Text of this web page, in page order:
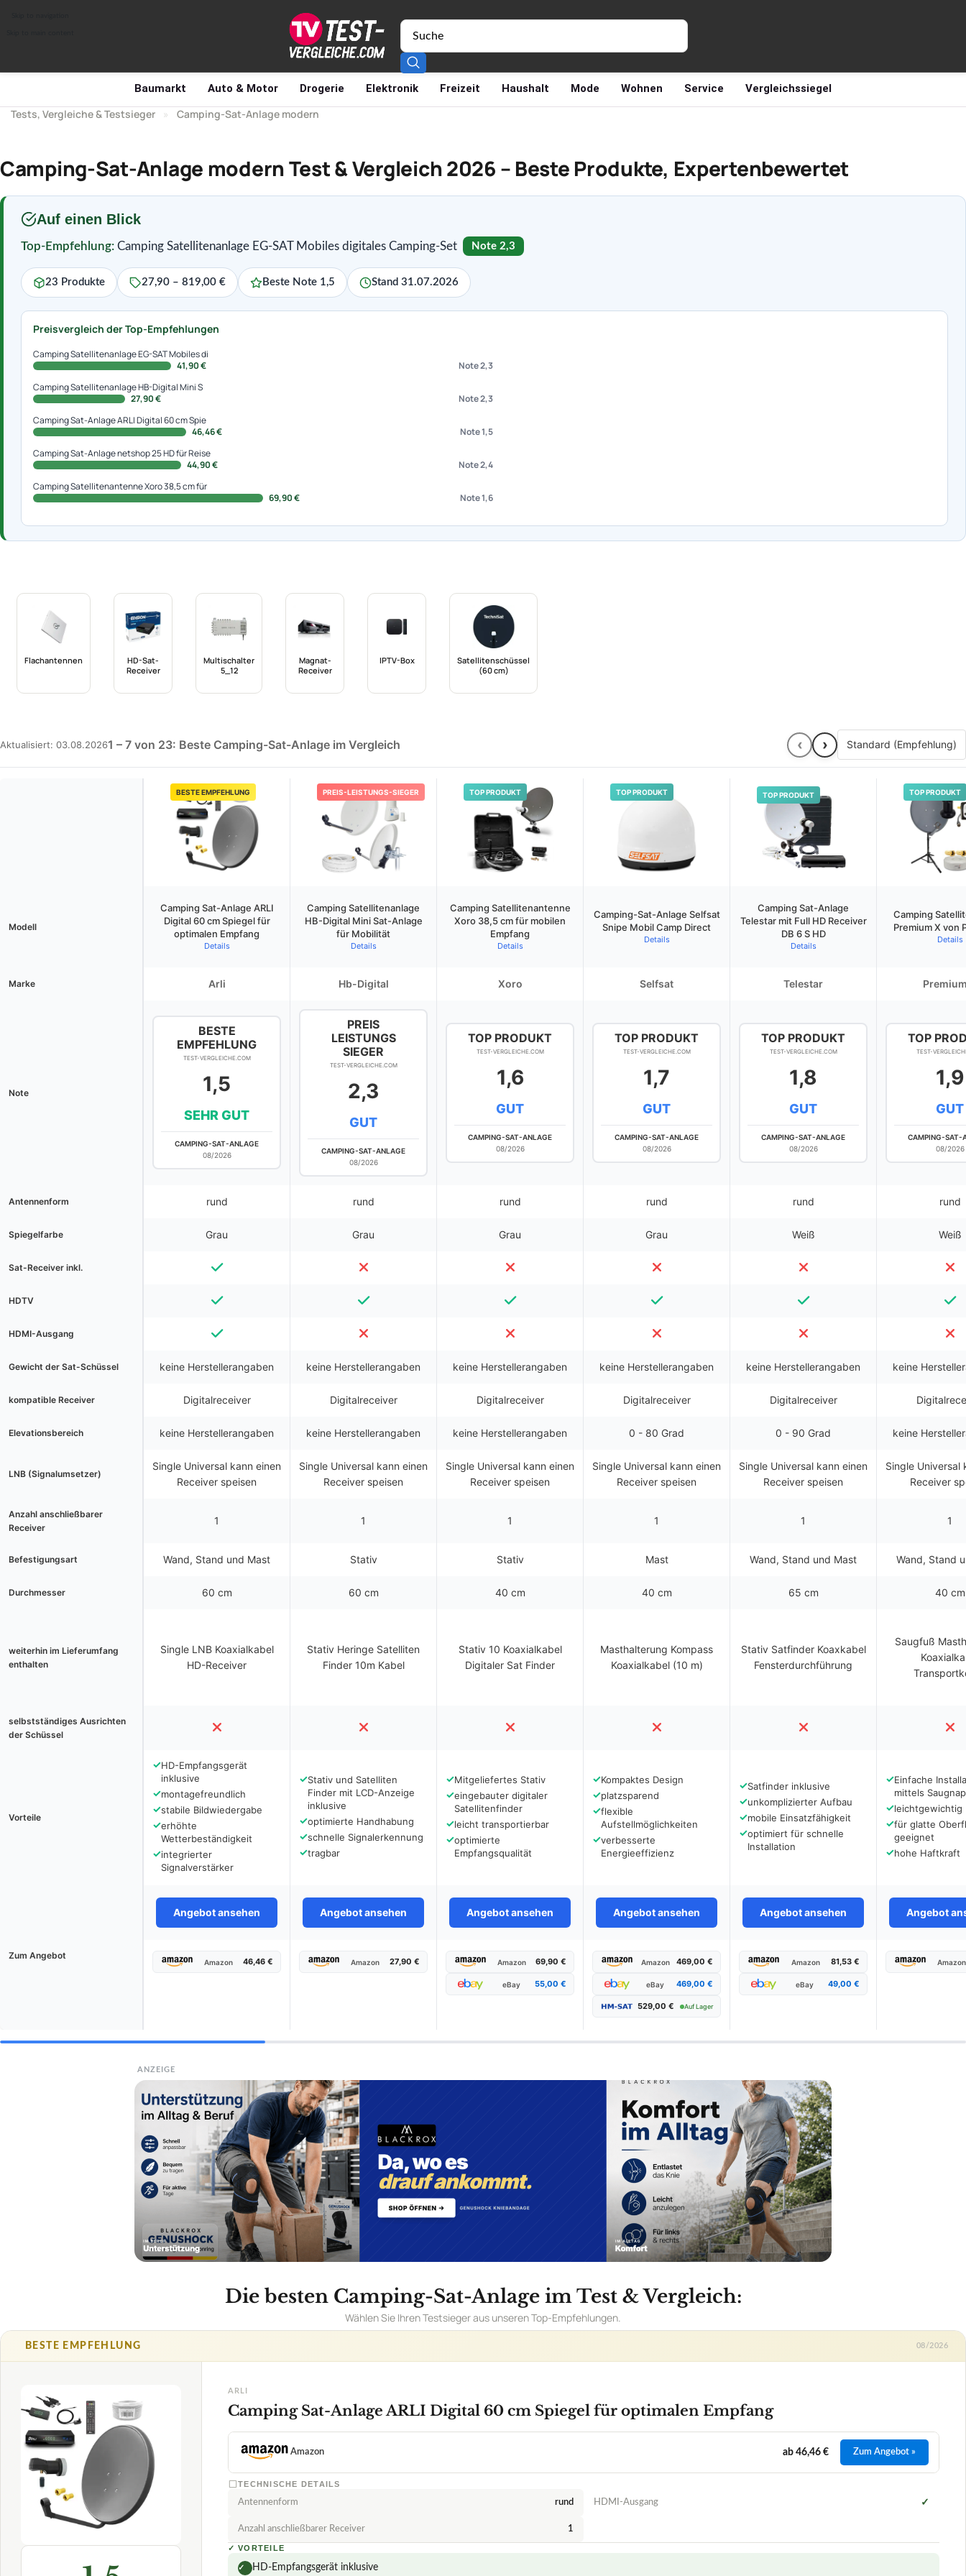
Baumarkt Auto & Motor Drogerie Elektronik Freizeit Haushalt Mode Wohnen Service Vergleichssiegel
Tests, Vergleiche & Testsieger » Camping-Sat-Anlage modern
Camping-Sat-Anlage modern Test & Vergleich 2026 – Beste Produkte, Expertenbewertet
Auf einen Blick
Top-Empfehlung: Camping Satellitenanlage EG-SAT Mobiles digitales Camping-Set Note 2,3
23 Produkte 27,90 – 819,00 € Beste Note 1,5 Stand 31.07.2026
Preisvergleich der Top-Empfehlungen
Camping Satellitenanlage EG-SAT Mobiles di
41,90 €
Note 2,3
Camping Satellitenanlage HB-Digital Mini S
27,90 €
Note 2,3
Camping Sat-Anlage ARLI Digital 60 cm Spie
46,46 €
Note 1,5
Camping Sat-Anlage netshop 25 HD für Reise
44,90 €
Note 2,4
Camping Satellitenantenne Xoro 38,5 cm für
69,90 €
Note 1,6
Flachantennen
HD-Sat-
Receiver
Multischalter
5_12
Magnat-
Receiver
IPTV-Box
Satellitenschüssel
(60 cm)
Aktualisiert: 03.08.20261 – 7 von 23: Beste Camping-Sat-Anlage im Vergleich ‹ ›
BESTE EMPFEHLUNG PREIS-LEISTUNGS-SIEGER TOP PRODUKT TOP PRODUKT TOP PRODUKT TOP PRODUKT
Modell
Camping Sat-Anlage ARLI
Digital 60 cm Spiegel für
optimalen Empfang
Details
Camping Satellitenanlage
HB-Digital Mini Sat-Anlage
für Mobilität
Details
Camping Satellitenantenne
Xoro 38,5 cm für mobilen
Empfang
Details
Camping-Sat-Anlage Selfsat
Snipe Mobil Camp Direct
Details
Camping Sat-Anlage
Telestar mit Full HD Receiver
DB 6 S HD
Details
Camping
Premium X von
Details
Marke Arli Hb-Digital Xoro Selfsat Telestar
Note
BESTE
EMPFEHLUNG
TEST-VERGLEICHE.COM
1,5
SEHR GUT
CAMPING-SAT-ANLAGE
08/2026
PREIS
LEISTUNGS
SIEGER
TEST-VERGLEICHE.COM
2,3
GUT
CAMPING-SAT-ANLAGE
08/2026
TOP PRODUKT
TEST-VERGLEICHE.COM
1,6
GUT
CAMPING-SAT-ANLAGE
08/2026
TOP PRODUKT
TEST-VERGLEICHE.COM
1,7
GUT
CAMPING-SAT-ANLAGE
08/2026
TOP PRODUKT
TEST-VERGLEICHE.COM
1,8
GUT
CAMPING-SAT-ANLAGE
08/2026
TOP
TEST-
1,9
GUT
CAMPING-SAT-
08/2026
Antennenform rund rund rund rund rund rund
Spiegelfarbe Grau Grau Grau Grau Weiß Weiß
Sat-Receiver inkl.
HDTV
HDMI-Ausgang
Gewicht der Sat-Schüssel keine Herstellerangaben keine Herstellerangaben keine Herstellerangaben keine Herstellerangaben keine Herstellerangaben keine
kompatible Receiver Digitalreceiver Digitalreceiver Digitalreceiver Digitalreceiver Digitalreceiver
Elevationsbereich keine Herstellerangaben keine Herstellerangaben keine Herstellerangaben 0 - 80 Grad 0 - 90 Grad keine
LNB (Signalumsetzer)
Single Universal kann einen
Receiver speisen
Single Universal kann einen
Receiver speisen
Single Universal kann einen
Receiver speisen
Single Universal kann einen
Receiver speisen
Single Universal kann einen
Receiver speisen
Single Universal
Receiver
Anzahl anschließbarer
Receiver
1 1 1 1 1 1
Befestigungsart Wand, Stand und Mast Stativ Stativ Mast Wand, Stand und Mast Wand, Stand
Durchmesser 60 cm 60 cm 40 cm 40 cm 65 cm 40 cm
weiterhin im Lieferumfang
enthalten
Single LNB Koaxialkabel
HD-Receiver
Stativ Heringe Satelliten
Finder 10m Kabel
Stativ 10 Koaxialkabel
Digitaler Sat Finder
Masthalterung Kompass
Koaxialkabel (10 m)
Stativ Satfinder Koaxkabel
Fensterdurchführung
Saugfuß
selbstständiges Ausrichten
der Schüssel
Vorteile
✓HD-Empfangsgerät
inklusive
✓montagefreundlich
✓stabile Bildwiedergabe
✓erhöhte
Wetterbeständigkeit
✓integrierter
Signalverstärker
✓Stativ und Satelliten
Finder mit LCD-Anzeige
inklusive
✓optimierte Handhabung
✓schnelle Signalerkennung
✓tragbar
✓Mitgeliefertes Stativ
✓eingebauter digitaler
Satellitenfinder
✓leicht transportierbar
✓optimierte
Empfangsqualität
✓Kompaktes Design
✓platzsparend
✓flexible
Aufstellmöglichkeiten
✓verbesserte
Energieeffizienz
✓Satfinder inklusive
✓unkomplizierter Aufbau
✓mobile Einsatzfähigkeit
✓optimiert für schnelle
Installation
✓Einfache
mittels
✓leichtgewichtig
✓für glatte
geeignet
✓hohe Haftkraft
Angebot ansehen Angebot ansehen Angebot ansehen Angebot ansehen Angebot ansehen Angebot
Zum Angebot
Amazon 46,46 € Amazon 27,90 € Amazon 69,90 €
eBay 55,00 €
Amazon 469,00 €
eBay 469,00 €
529,00 € Auf Lager
Amazon 81,53 €
eBay 49,00 €
Amazon
ANZEIGE
Die besten Camping-Sat-Anlage im Test & Vergleich:
Wählen Sie Ihren Testsieger aus unseren Top-Empfehlungen.
BESTE EMPFEHLUNG
1,5
SEHR GUT
Arli
Camping-Sat-Anlage
08/2026
★ ★ ★ ★
ARLI
Camping Sat-Anlage ARLI Digital 60 cm Spiegel für optimalen Empfang
TECHNISCHE DETAILS
rund HDMI-Ausgang
✓
✓ montagefreundlich
✓ stabile Bildwiedergabe
Fragen und Antworten zu Camping Sat-Anlage ARLI Digital 60 cm Spiegel für optimalen Empfang
Welchen Vorteil bietet die ARLI Digital Sat Anlage 60 cm Spiegel für das Camping-Erlebnis in Bezug auf den Empfang von Satellitensignalen? +
Ist die ARLI Digital Sat Anlage 60 cm Spiegel einfach zu montieren und einzurichten, insbesondere im Vergleich zu anderen Camping-Sat-
Anlagen?
Kann ich die ARLI Digital Sat-Anlage auch in anderen Ländern nutzen?